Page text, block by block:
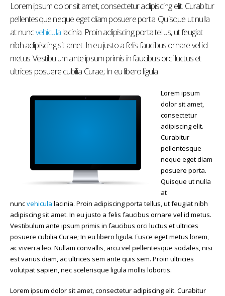
Lorem ipsum dolor sit amet, consectetur adipiscing elit. Curabitur
pellentesque neque eget diam posuere porta. Quisque ut nulla
at nuncvehiculalacinia. Proin adipiscing porta tellus, ut feugiat
nibh adipiscing sit amet. In eu justo a felis faucibus ornare vel id
metus. Vestibulum ante ipsum primis in faucibus orci luctus et
ultrices posuere cubilia Curae; In eu libero ligula.
Lorem ipsum
dolor sit amet,
consectetur
adipiscing elit.
Curabitur
pellentesque
neque eget diam
posuere porta.
Quisque ut nulla
at
nuncvehicula lacinia. Proin adipiscing porta tellus, ut feugiat nibh
adipiscing sit amet. In eu justo a felis faucibus ornare vel id metus.
Vestibulum ante ipsum primis in faucibus orci luctus et ultrices
posuere cubilia Curae; In eu libero ligula. Fusce eget metus lorem,
ac viverra leo. Nullam convallis, arcu vel pellentesque sodales, nisi
est varius diam, ac ultrices sem ante quis sem. Proin ultricies
volutpat sapien, nec scelerisque ligula mollis lobortis.
Lorem ipsum dolor sit amet, consectetur adipiscing elit. Curabitur